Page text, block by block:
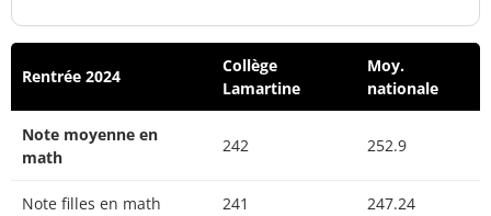
Rentrée 2024
Collège
Lamartine
Moy.
nationale
Note moyenne en
math
242 252.9
Note filles en math 241 247.24